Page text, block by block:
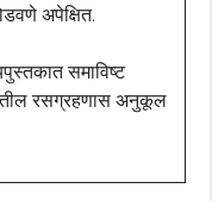
अपेक्षित.
समाविष्ट
रसग्रहणास अनुकूल